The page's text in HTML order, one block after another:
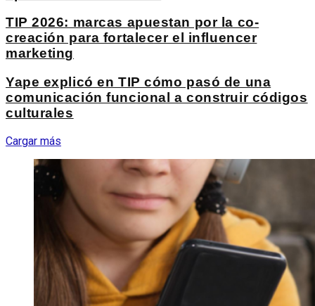
TIP 2026: marcas apuestan por la co-
creación para fortalecer el influencer
marketing
Yape explicó en TIP cómo pasó de una
comunicación funcional a construir códigos
culturales
Cargar más